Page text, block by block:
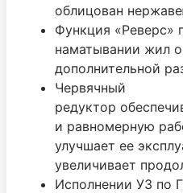
облицован
Функция «Реверс»
наматывании жил
дополнительной
Червячный
редуктор
и равномерную
улучшает ее
увеличивает
Исполнении УЗ по